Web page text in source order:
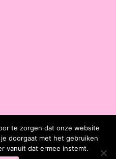
te zorgen dat onze website
doorgaat met het gebruiken
vanuit dat ermee instemt.